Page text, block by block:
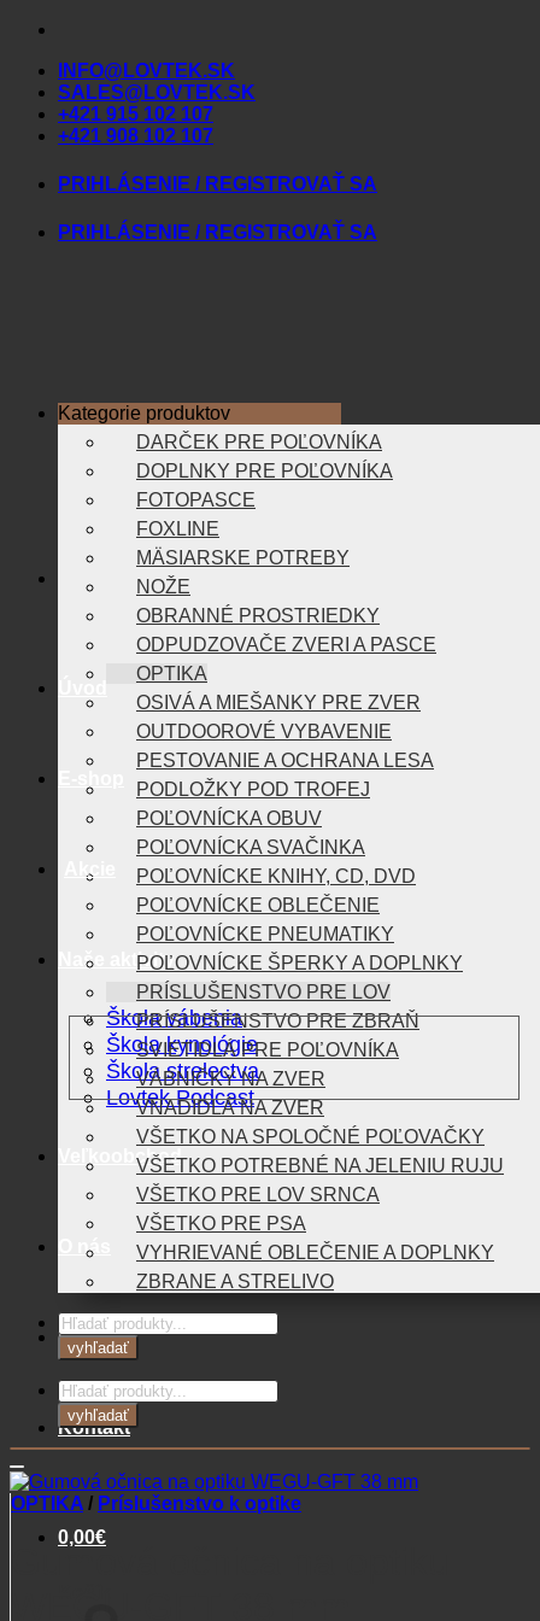
Skip
contentINFO@LOVTEK.SK
SALES@LOVTEK.SK
+421 915 102 107
+421 908 102 107
PRIHLÁSENIE / REGISTROVAŤ SA
PRIHLÁSENIE / REGISTROVAŤ SA
Akcie
Naše aktivity
Škola vábenia
Škola kynológie
Škola strelectva
Lovtek Podcast
Veľkoobchod
O nás
Blog
Kontakt
0,00€
Kategorie produktov
DARČEK PRE POĽOVNÍKA
DOPLNKY PRE POĽOVNÍKA
FOTOPASCE
FOXLINE
MÄSIARSKE POTREBY
NOŽE
OBRANNÉ PROSTRIEDKY
ODPUDZOVAČE ZVERI A PASCE
OPTIKA
OSIVÁ A MIEŠANKY PRE ZVER
OUTDOOROVÉ VYBAVENIE
PESTOVANIE A OCHRANA LESA
PODLOŽKY POD TROFEJ
POĽOVNÍCKA OBUV
POĽOVNÍCKA SVAČINKA
POĽOVNÍCKE KNIHY, CD, DVD
POĽOVNÍCKE OBLEČENIE
POĽOVNÍCKE PNEUMATIKY
POĽOVNÍCKE ŠPERKY A DOPLNKY
PRÍSLUŠENSTVO PRE LOV
PRÍSLUŠENSTVO PRE ZBRAŇ
SVIETIDLÁ PRE POĽOVNÍKA
VÁBNIČKY NA ZVER
VNADIDLÁ NA ZVER
VŠETKO NA SPOLOČNÉ POĽOVAČKY
VŠETKO POTREBNÉ NA JELENIU RUJU
VŠETKO PRE LOV SRNCA
VŠETKO PRE PSA
VYHRIEVANÉ OBLEČENIE A DOPLNKY
ZBRANE A STRELIVO
Products
search
vyhľadať
Products
search
vyhľadať
OPTIKA / Príslušenstvo k optike